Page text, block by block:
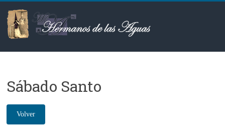
contenido
Hermanos
las
Aguas
Sábado Santo